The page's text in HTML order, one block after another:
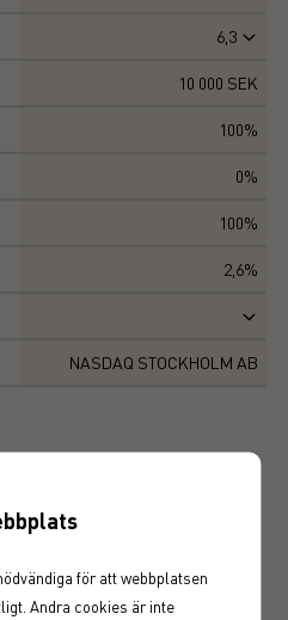
6,3
10 000 SEK
100%
0%
100%
2,6%
NASDAQ STOCKHOLM AB
för att webbplatsen
Andra cookies är inte